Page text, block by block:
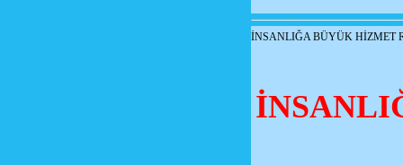
İNSANLIĞA BÜYÜK HİZMET